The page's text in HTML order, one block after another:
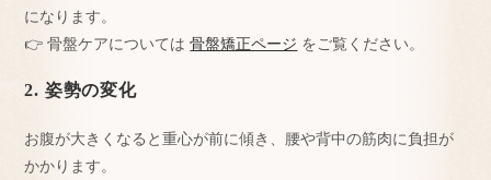
になります。
👉 骨盤ケアについては骨盤矯正ページ をご覧ください。
2. 姿勢の変化
お腹が大きくなると重心が前に傾き、腰や背中の筋肉に負担が
かかります。